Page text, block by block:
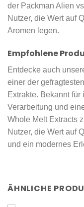
der Packman Alien
Nutzer, die Wert auf
Aromen legen.
Empfohlene
Entdecke auch
einer der
Extrakte. Bekannt
Verarbeitung und
Whole Melt Extracts
Nutzer, die Wert auf
und ein modernes
ÄHNLICHE